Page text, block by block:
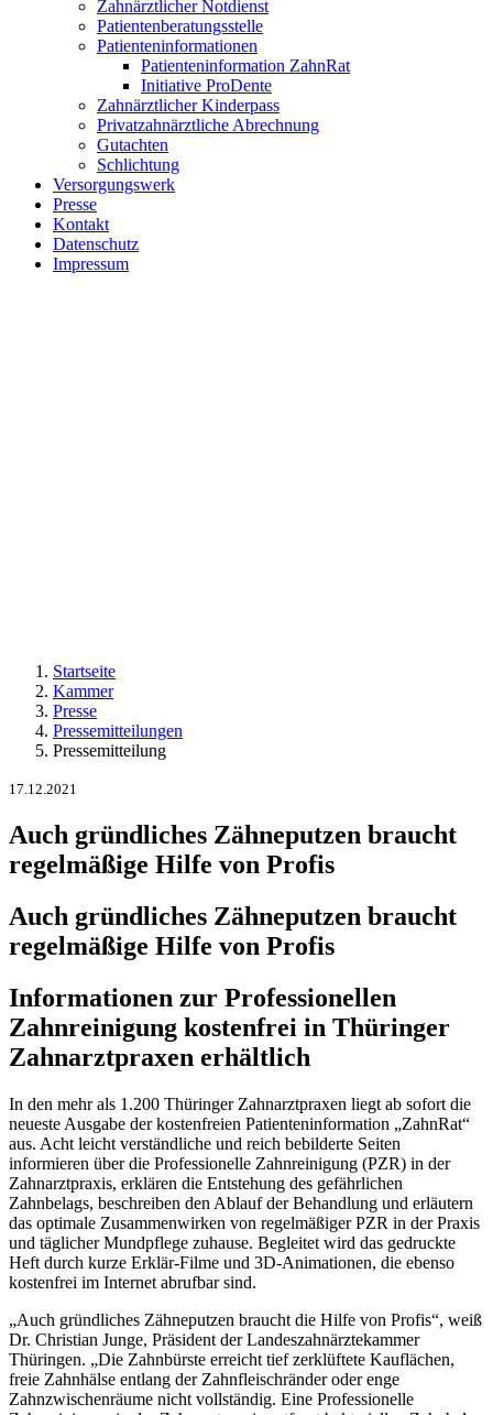
Zahnärztlicher Notdienst
Patientenberatungsstelle
Patienteninformationen
Patienteninformation ZahnRat
Initiative ProDente
Zahnärztlicher Kinderpass
Privatzahnärztliche Abrechnung
Gutachten
Schlichtung
Versorgungswerk
Presse
Kontakt
Datenschutz
Impressum
Startseite
Kammer
Presse
Pressemitteilungen
Pressemitteilung
17.12.2021
Auch gründliches Zähneputzen braucht
regelmäßige Hilfe von Profis
Auch gründliches Zähneputzen braucht
regelmäßige Hilfe von Profis
Informationen zur Professionellen
Zahnreinigung kostenfrei in Thüringer
Zahnarztpraxen erhältlich
In den mehr als 1.200 Thüringer Zahnarztpraxen liegt ab sofort die
neueste Ausgabe der kostenfreien Patienteninformation „ZahnRat“
aus. Acht leicht verständliche und reich bebilderte Seiten
informieren über die Professionelle Zahnreinigung (PZR) in der
Zahnarztpraxis, erklären die Entstehung des gefährlichen
Zahnbelags, beschreiben den Ablauf der Behandlung und erläutern
das optimale Zusammenwirken von regelmäßiger PZR in der Praxis
und täglicher Mundpflege zuhause. Begleitet wird das gedruckte
Heft durch kurze Erklär-Filme und 3D-Animationen, die ebenso
kostenfrei im Internet abrufbar sind.
„Auch gründliches Zähneputzen braucht die Hilfe von Profis“, weiß
Dr. Christian Junge, Präsident der Landeszahnärztekammer
Thüringen. „Die Zahnbürste erreicht tief zerklüftete Kauflächen,
freie Zahnhälse entlang der Zahnfleischränder oder enge
Zahnzwischenräume nicht vollständig. Eine Professionelle